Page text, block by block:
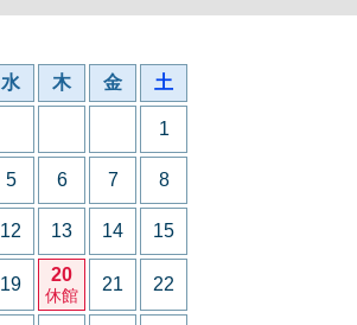
水 木 金 土
1
5 6 7 8
12 13 14 15
19 20
休館
21 22